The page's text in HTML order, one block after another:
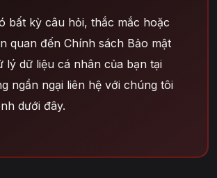
bất kỳ câu hỏi, thắc mắc hoặc
quan đến Chính sách Bảo mật
lý dữ liệu cá nhân của bạn tại
ngần ngại liên hệ với chúng tôi
dưới đây.